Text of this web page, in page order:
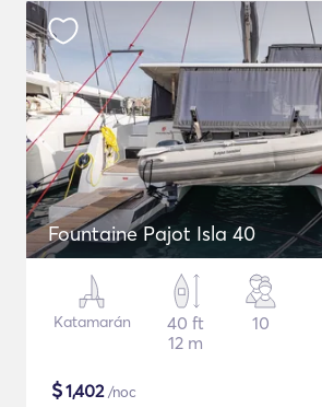
Fountaine Pajot Isla 40
Katamarán
40 ft
12 m
10
$1,402/noc